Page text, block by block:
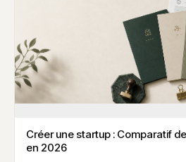
Créer une startup : Comparatif
en 2026